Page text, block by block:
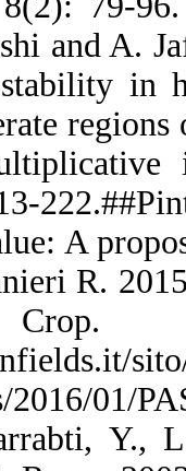
G., A. K.
of grain
grown in
effects
Technol.
of
121- 123.
http://
content/